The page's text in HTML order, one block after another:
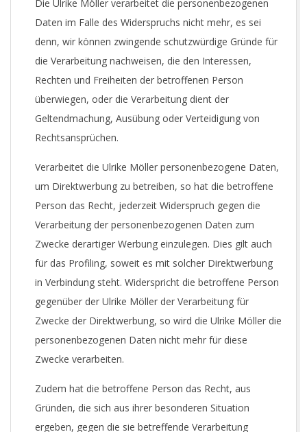
Die Ulrike Möller verarbeitet die personenbezogenen
Daten im Falle des Widerspruchs nicht mehr, es sei
denn, wir können zwingende schutzwürdige Gründe für
die Verarbeitung nachweisen, die den Interessen,
Rechten und Freiheiten der betroffenen Person
überwiegen, oder die Verarbeitung dient der
Geltendmachung, Ausübung oder Verteidigung von
Rechtsansprüchen.
Verarbeitet die Ulrike Möller personenbezogene Daten,
um Direktwerbung zu betreiben, so hat die betroffene
Person das Recht, jederzeit Widerspruch gegen die
Verarbeitung der personenbezogenen Daten zum
Zwecke derartiger Werbung einzulegen. Dies gilt auch
für das Profiling, soweit es mit solcher Direktwerbung
in Verbindung steht. Widerspricht die betroffene Person
gegenüber der Ulrike Möller der Verarbeitung für
Zwecke der Direktwerbung, so wird die Ulrike Möller die
personenbezogenen Daten nicht mehr für diese
Zwecke verarbeiten.
Zudem hat die betroffene Person das Recht, aus
Gründen, die sich aus ihrer besonderen Situation
ergeben, gegen die sie betreffende Verarbeitung